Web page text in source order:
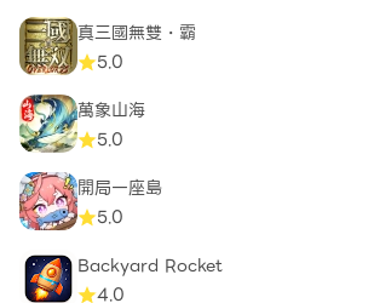
真三國無雙・霸
5.0
萬象山海
5.0
開局一座島
5.0
Backyard Rocket
4.0